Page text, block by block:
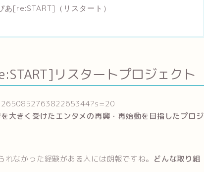
あ[re:START]（リスタート）
リスタートプロジェクト
大きく受けたエンタメの再興・再始動を目指したプロジ
なかった経験がある人には朗報ですね。 どんな取り組